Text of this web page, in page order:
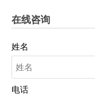
在线咨询
姓名
电话